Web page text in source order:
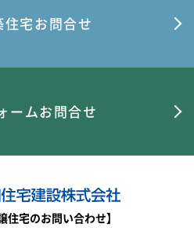
年4月
年1月
年10月
住宅お問合せ
ームお問合せ
住宅のお問い合わせ】